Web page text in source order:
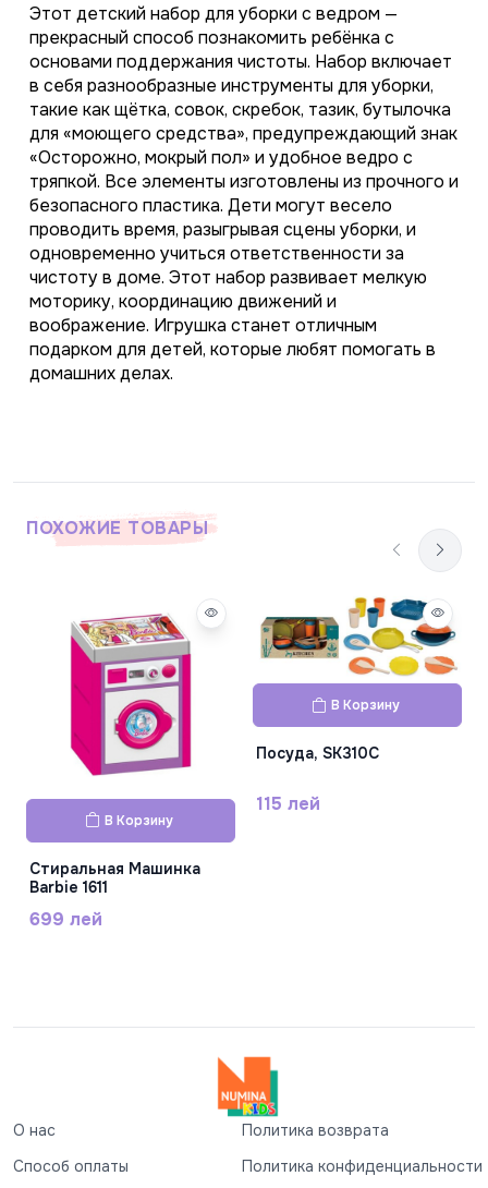
Этот детский набор для уборки с ведром —
прекрасный способ познакомить ребёнка с
основами поддержания чистоты. Набор включает
в себя разнообразные инструменты для уборки,
такие как щётка, совок, скребок, тазик, бутылочка
для «моющего средства», предупреждающий знак
«Осторожно, мокрый пол» и удобное ведро с
тряпкой. Все элементы изготовлены из прочного и
безопасного пластика. Дети могут весело
проводить время, разыгрывая сцены уборки, и
одновременно учиться ответственности за
чистоту в доме. Этот набор развивает мелкую
моторику, координацию движений и
воображение. Игрушка станет отличным
подарком для детей, которые любят помогать в
домашних делах.
ПОХОЖИЕ ТОВАРЫ
В Корзину
Стиральная Машинка
Barbie 1611
699 лей
В Корзину
Посуда, SK310C
115 лей
О нас
Политика возврата
Способ оплаты
Политика конфиденциальности